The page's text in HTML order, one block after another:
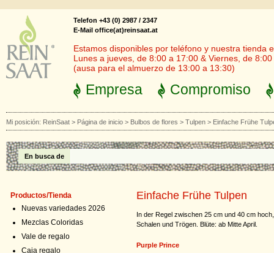
Telefon +43 (0) 2987 / 2347
E-Mail office(at)reinsaat.at
Estamos disponibles por teléfono y nuestra tienda
Lunes a jueves, de 8:00 a 17:00 & Viernes, de
(ausa para el almuerzo de 13:00 a 13:30)
Empresa Compromiso
Mi posición: ReinSaat > Página de inicio > Bulbos de flores > Tulpen > Einfache Frühe
En busca de
Productos/Tienda
Nuevas variedades 2026
Mezclas Coloridas
Vale de regalo
Caja regalo
Einfache Frühe Tulpen
In der Regel zwischen 25 cm und 40 cm
Schalen und Trögen. Blüte: ab Mitte April.
Purple Prince